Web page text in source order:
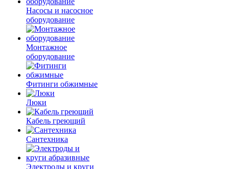
Насосы и насосное
оборудование
Монтажное
оборудование
Фитинги обжимные
Люки
Кабель греющий
Сантехника
Электроды и круги